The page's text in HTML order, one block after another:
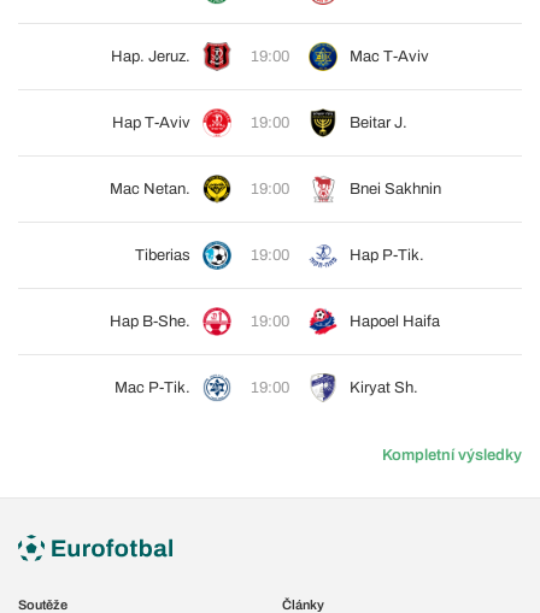
Hap. Jeruz. 19:00 Mac T-Aviv
Hap T-Aviv 19:00 Beitar J.
Mac Netan. 19:00 Bnei Sakhnin
Tiberias 19:00 Hap P-Tik.
Hap B-She. 19:00 Hapoel Haifa
Mac P-Tik. 19:00 Kiryat Sh.
Kompletní výsledky
Soutěže
Články